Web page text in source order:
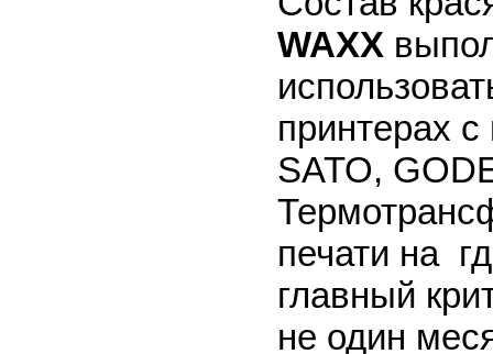
WAXX
принтерах
SATO,
печати на
главный
не один